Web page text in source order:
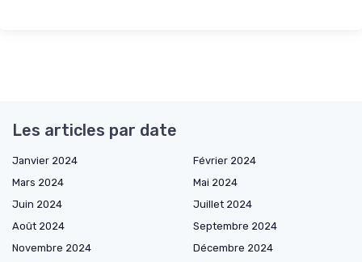
Les articles par date
Janvier 2024
Février 2024
Mars 2024
Mai 2024
Juin 2024
Juillet 2024
Août 2024
Septembre 2024
Novembre 2024
Décembre 2024